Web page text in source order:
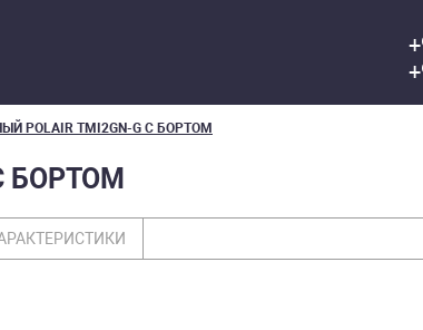
POLAIR TMI2GN-G С БОРТОМ
БОРТОМ